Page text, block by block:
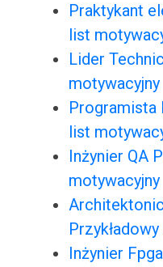
Praktykant
list
Lider
motywacyjny
Programista
list
Inżynier QA
motywacyjny
Inżynier